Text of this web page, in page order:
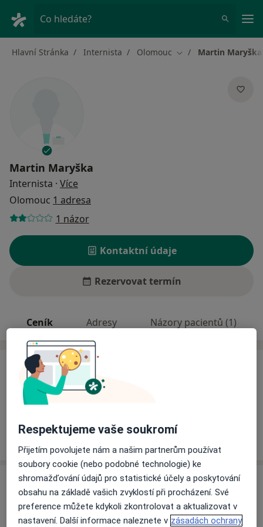
Co hledáte?
Hlavní Stránka Internista Olomouc Změna města
Martin Maryška
Martin Maryška
Internista · Více
Olomouc 1 adresa
1 názor
Kontaktní údaje
Rezervovat termín
Ceník Adresy Názory pacientů (1)
Ceník
Informace o službách a cenách nejsou k dispozici
Tento specialista ještě nepřidával žádné informace o
Adresa
Železniční poliklinika Olomouc
Jeremenkova 40/1056, Olomouc772 52 Olomouc
Respektujeme vaše soukromí
Přijetím povolujete nám a našim partnerům používat
soubory cookie (nebo podobné technologie) ke
shromažďování údajů pro statistické účely a poskytování
obsahu na základě vašich zvyklostí při procházení. Své
preference můžete kdykoli zkontrolovat a aktualizovat v
nastavení. Další informace naleznete v zásadách ochrany